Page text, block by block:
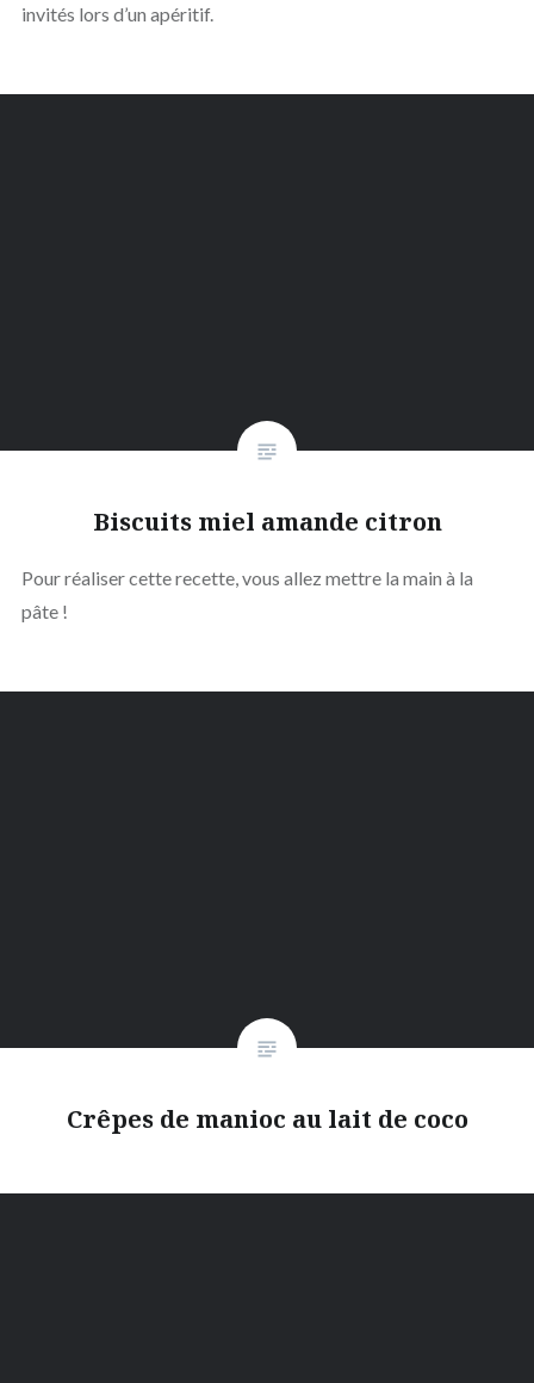
invités lors d’un apéritif.
Biscuits miel amande citron
Pour réaliser cette recette, vous allez mettre la main à la
pâte !
Crêpes de manioc au lait de coco